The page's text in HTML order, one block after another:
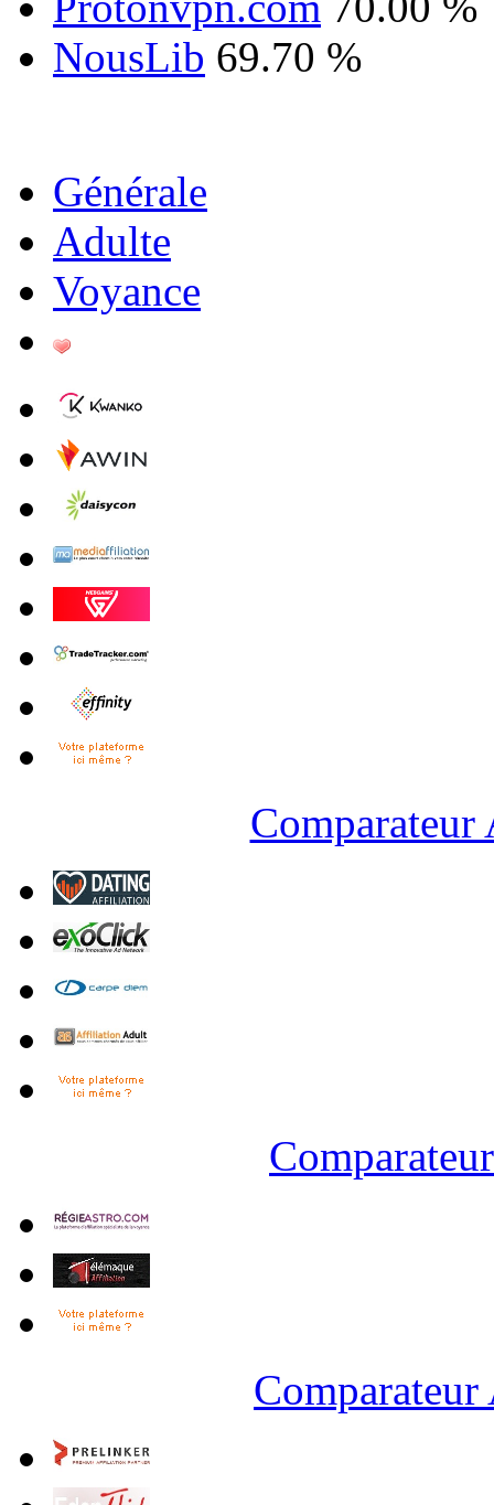
NousLib 69.70 %
Générale
Adulte
Voyance